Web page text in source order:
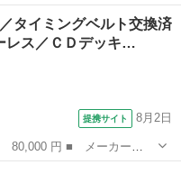
ム Xスペシャル☆HDDナビ
便利な電動スライドドア☆
タイミングベルト交換済
レス／ＣＤデッキ…
提携サイト 8月2日
ード名： Ｘ ／タイミ